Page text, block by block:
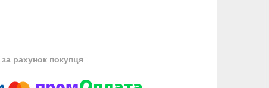
за рахунок покупця